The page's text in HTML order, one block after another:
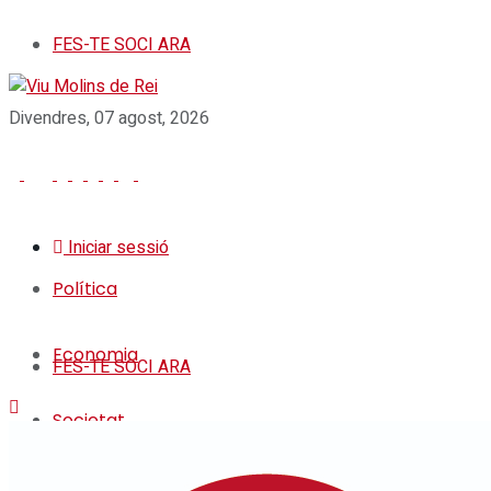
FES-TE SOCI ARA
Divendres, 07 agost, 2026
Iniciar sessió
Política
Economia
Societat
FES-TE SOCI ARA